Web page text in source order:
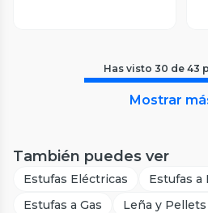
Has visto 30 de 43
Mostrar
También puedes ver
Estufas Eléctricas
Estufas a
Estufas a Gas
Leña y Pellets